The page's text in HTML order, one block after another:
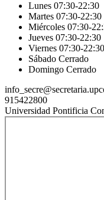
Lunes 07:30-22:30
Martes 07:30-22:30
Miércoles 07:30-
Jueves 07:30-22:30
Viernes 07:30-22:30
Sábado Cerrado
Domingo Cerrado
915422800
Universidad Pontificia